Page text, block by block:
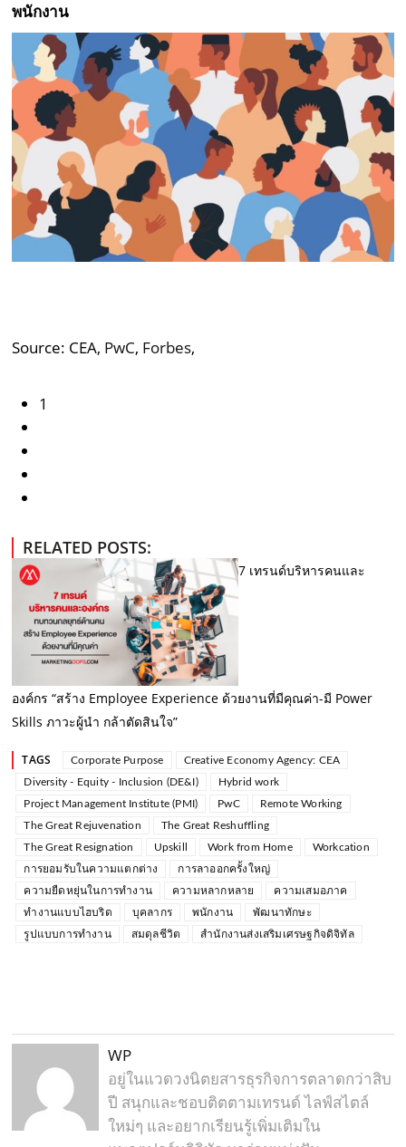
พนักงาน
Source: CEA, PwC, Forbes,
1
RELATED POSTS:
7 เทรนด์บริหารคนและ
องค์กร “สร้าง Employee Experience ด้วยงานที่มีคุณค่า-มี Power
Skills ภาวะผู้นำ กล้าตัดสินใจ”
TAGS Corporate Purpose
Creative Economy Agency: CEA
Diversity - Equity - Inclusion (DE&I)
Hybrid work
Project Management Institute (PMI)
PwC
Remote Working
The Great Rejuvenation
The Great Reshuffling
The Great Resignation
Upskill Work from Home
Workcation
การยอมรับในความแตกต่าง
การลาออกครั้งใหญ่
ความยืดหยุ่นในการทำงาน
ความหลากหลาย
ความเสมอภาค
ทำงานแบบไฮบริด
บุคลากร พนักงาน
พัฒนาทักษะ
รูปแบบการทำงาน
สมดุลชีวิต สำนักงานส่งเสริมเศรษฐกิจดิจิทัล
WP
อยู่ในแวดวงนิตยสารธุรกิจการตลาดกว่าสิบ
ปี สนุกและชอบติตตามเทรนด์ ไลฟ์สไตล์
ใหม่ๆ และอยากเรียนรู้เพิ่มเติมใน